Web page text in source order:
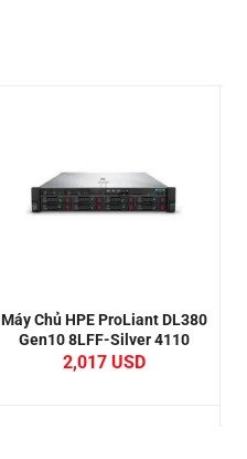
Máy Chủ HPE ProLiant DL380
Gen10 8LFF-Silver 4110
2,017